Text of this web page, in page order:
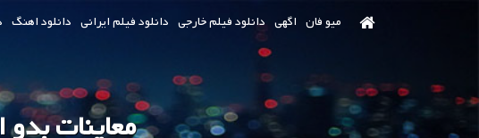
میو فان اگهی دانلود فیلم خارجی دانلود فیلم ایرانی دانلود اهنگ
معاینات